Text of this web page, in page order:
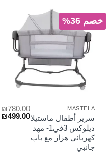
خصم 36%
MASTELA
سرير أطفال ماستيلا
ديلوكس 3في1- مهد
كهربائي هزاز مع باب
جانبي
₪780.00
السعر ₪499.00